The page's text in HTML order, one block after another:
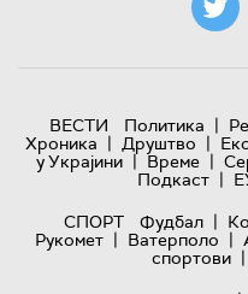
ВЕСТИ Политика |
Хроника | Друштво |
у Украјини | Време |
Подкаст |
СПОРТ
Фудбал |
Рукомет | Ватерполо |
спортови |